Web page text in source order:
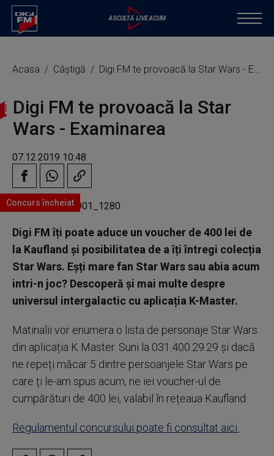
Acasa Câștigă Digi FM te provoacă la Star Wars - Examinarea
Digi FM te provoacă la Star
Wars - Examinarea
07.12.2019 10:48
Concurs încheiat
Digi FM îți poate aduce un voucher de 400 lei de
la Kaufland și posibilitatea de a îți întregi colecția
Star Wars. Eșți mare fan Star Wars sau abia acum
intri-n joc? Descoperă și mai multe despre
universul intergalactic cu aplicația K-Master.
Matinalii vor enumera o lista de personaje Star Wars
din aplicația K Master. Suni la 031.400.29.29 și dacă
ne repeți măcar 5 dintre persoanjele Star Wars pe
care ți le-am spus acum, ne iei voucher-ul de
cumpărături de 400 lei, valabil în rețeaua Kaufland.
Regulamentul concursului poate fi consultat aici.